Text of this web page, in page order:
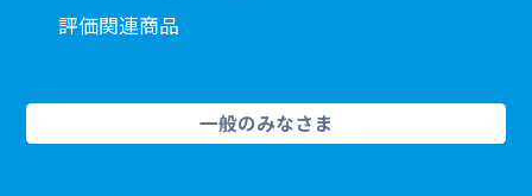
評価関連商品
一般のみなさま